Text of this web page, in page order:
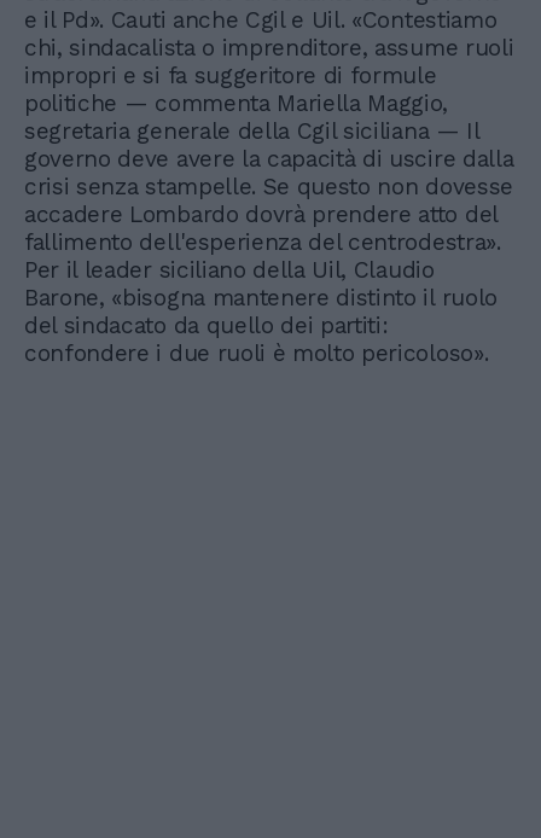
e il Pd». Cauti anche Cgil e Uil. «Contestiamo
chi, sindacalista o imprenditore, assume ruoli
impropri e si fa suggeritore di formule
politiche — commenta Mariella Maggio,
segretaria generale della Cgil siciliana — Il
governo deve avere la capacità di uscire dalla
crisi senza stampelle. Se questo non dovesse
accadere Lombardo dovrà prendere atto del
fallimento dell'esperienza del centrodestra».
Per il leader siciliano della Uil, Claudio
Barone, «bisogna mantenere distinto il ruolo
del sindacato da quello dei partiti:
confondere i due ruoli è molto pericoloso».